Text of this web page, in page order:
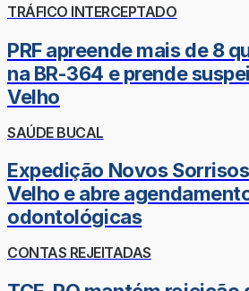
TRÁFICO INTERCEPTADO
PRF apreende mais de 8
na BR-364 e prende
Velho
SAÚDE BUCAL
Expedição Novos
Velho e abre
odontológicas
CONTAS REJEITADAS